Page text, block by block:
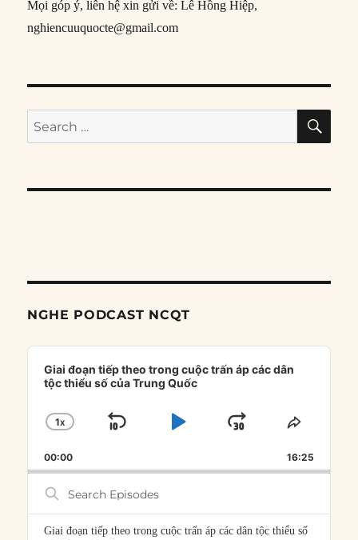
Mọi góp ý, liên hệ xin gửi về: Lê Hồng Hiệp,
nghiencuuquocte@gmail.com
Search
for:
NGHE PODCAST NCQT
Audio
Player
Giai đoạn tiếp theo trong cuộc trấn áp các dân
tộc thiểu số của Trung Quốc
CHANGE
RATE
1X
SKIP
PLAYJUMP
FORWARD
SHARE
00:00 16:25
Search
Episodes
Giai đoạn tiếp theo trong cuộc trấn áp các dân tộc thiểu số